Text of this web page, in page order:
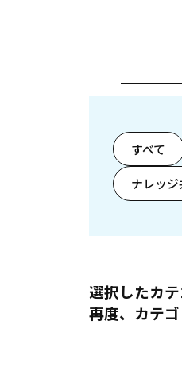
すべて
ナレッジ
選択したカ
再度、カテ